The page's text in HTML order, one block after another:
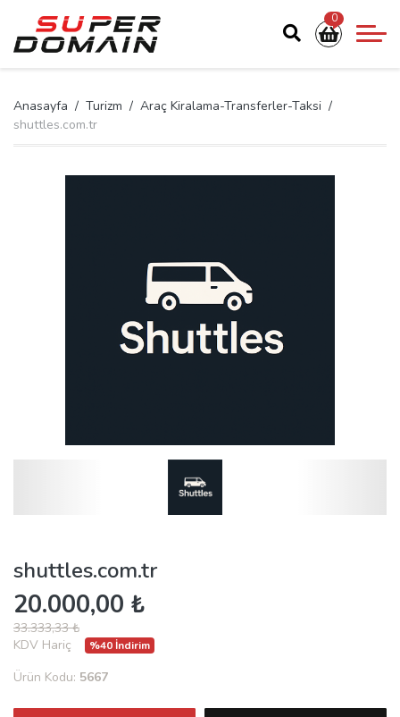
0
Anasayfa Turizm
Araç Kiralama-Transferler-Taksi
shuttles.com.tr
shuttles.com.tr
20.000,00 ₺
33.333,33 ₺
KDV Hariç
%40 İndirim
Ürün Kodu: 5667